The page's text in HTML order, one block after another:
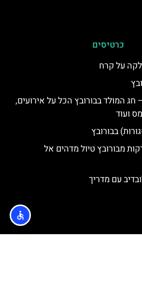
כרטיסים
על קרח
חג המולד בבורובץ הכל על אירועים,
ועוד
בבורובץ
בלצ'ין – 20 דקות מבורובץ טיול מדהים אל
עם מדריך